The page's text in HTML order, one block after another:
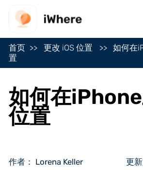
首页 更改 iOS 位置
如何在
置
如何在
位置
作者： Lorena Keller
更